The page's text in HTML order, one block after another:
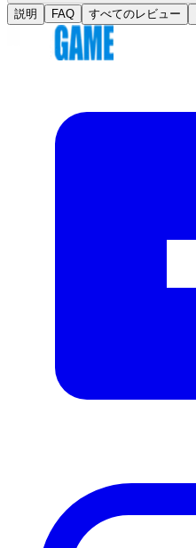
説明
FAQ すべてのレビュー